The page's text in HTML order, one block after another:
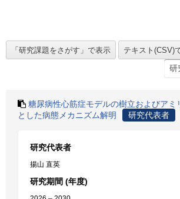
糖尿病性心筋症モデルの樹立およびアミ
とした病態メカニズム解明
研究代表者
研究代表者
揚山 直英
研究期間 (年度)